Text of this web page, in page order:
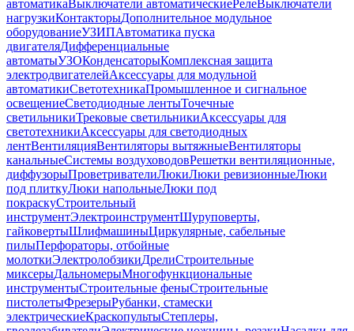
автоматикаВыключатели автоматическиеРелеВыключатели
нагрузкиКонтакторыДополнительное модульное
оборудованиеУЗИПАвтоматика пуска
двигателяДифференциальные
автоматыУЗОКонденсаторыКомплексная защита
электродвигателейАксессуары для модульной
автоматикиСветотехникаПромышленное и сигнальное
освещениеСветодиодные лентыТочечные
светильникиТрековые светильникиАксессуары для
светотехникиАксессуары для светодиодных
лентВентиляцияВентиляторы вытяжныеВентиляторы
канальныеСистемы воздуховодовРешетки вентиляционные,
диффузорыПроветривателиЛюкиЛюки ревизионныеЛюки
под плиткуЛюки напольныеЛюки под
покраскуСтроительный
инструментЭлектроинструментШуруповерты,
гайковертыШлифмашиныЦиркулярные, сабельные
пилыПерфораторы, отбойные
молоткиЭлектролобзикиДрелиСтроительные
миксерыДальномерыМногофункциональные
инструментыСтроительные феныСтроительные
пистолетыФрезерыРубанки, стамески
электрическиеКраскопультыСтеплеры,